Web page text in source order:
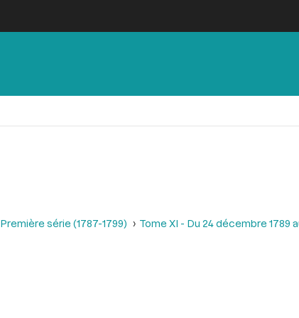
Première série (1787-1799) Tome XI - Du 24 décembre 1789